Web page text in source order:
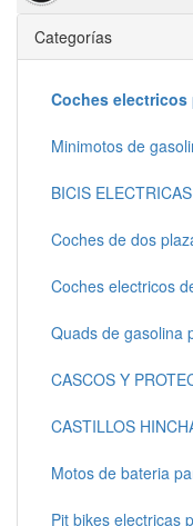
Categorías
Coches electricos
Minimotos de
BICIS
Coches de dos
Coches electricos
Quads de gasolina
CASCOS Y
CASTILLOS
Motos de bateria
Pit bikes electricas